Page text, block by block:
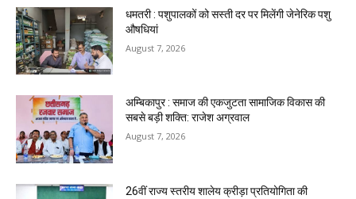
धमतरी : पशुपालकों को सस्ती दर पर मिलेंगी जेनेरिक पशु
औषधियां
August 7, 2026
अम्बिकापुर : समाज की एकजुटता सामाजिक विकास की
सबसे बड़ी शक्ति: राजेश अग्रवाल
August 7, 2026
26वीं राज्य स्तरीय शालेय क्रीड़ा प्रतियोगिता की